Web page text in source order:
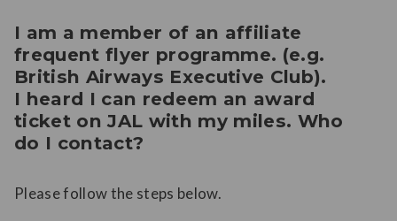
I am a member of an affiliate
frequent flyer programme. (e.g.
British Airways Executive Club).
I heard I can redeem an award
ticket on JAL with my miles. Who
do I contact?
Please follow the steps below.